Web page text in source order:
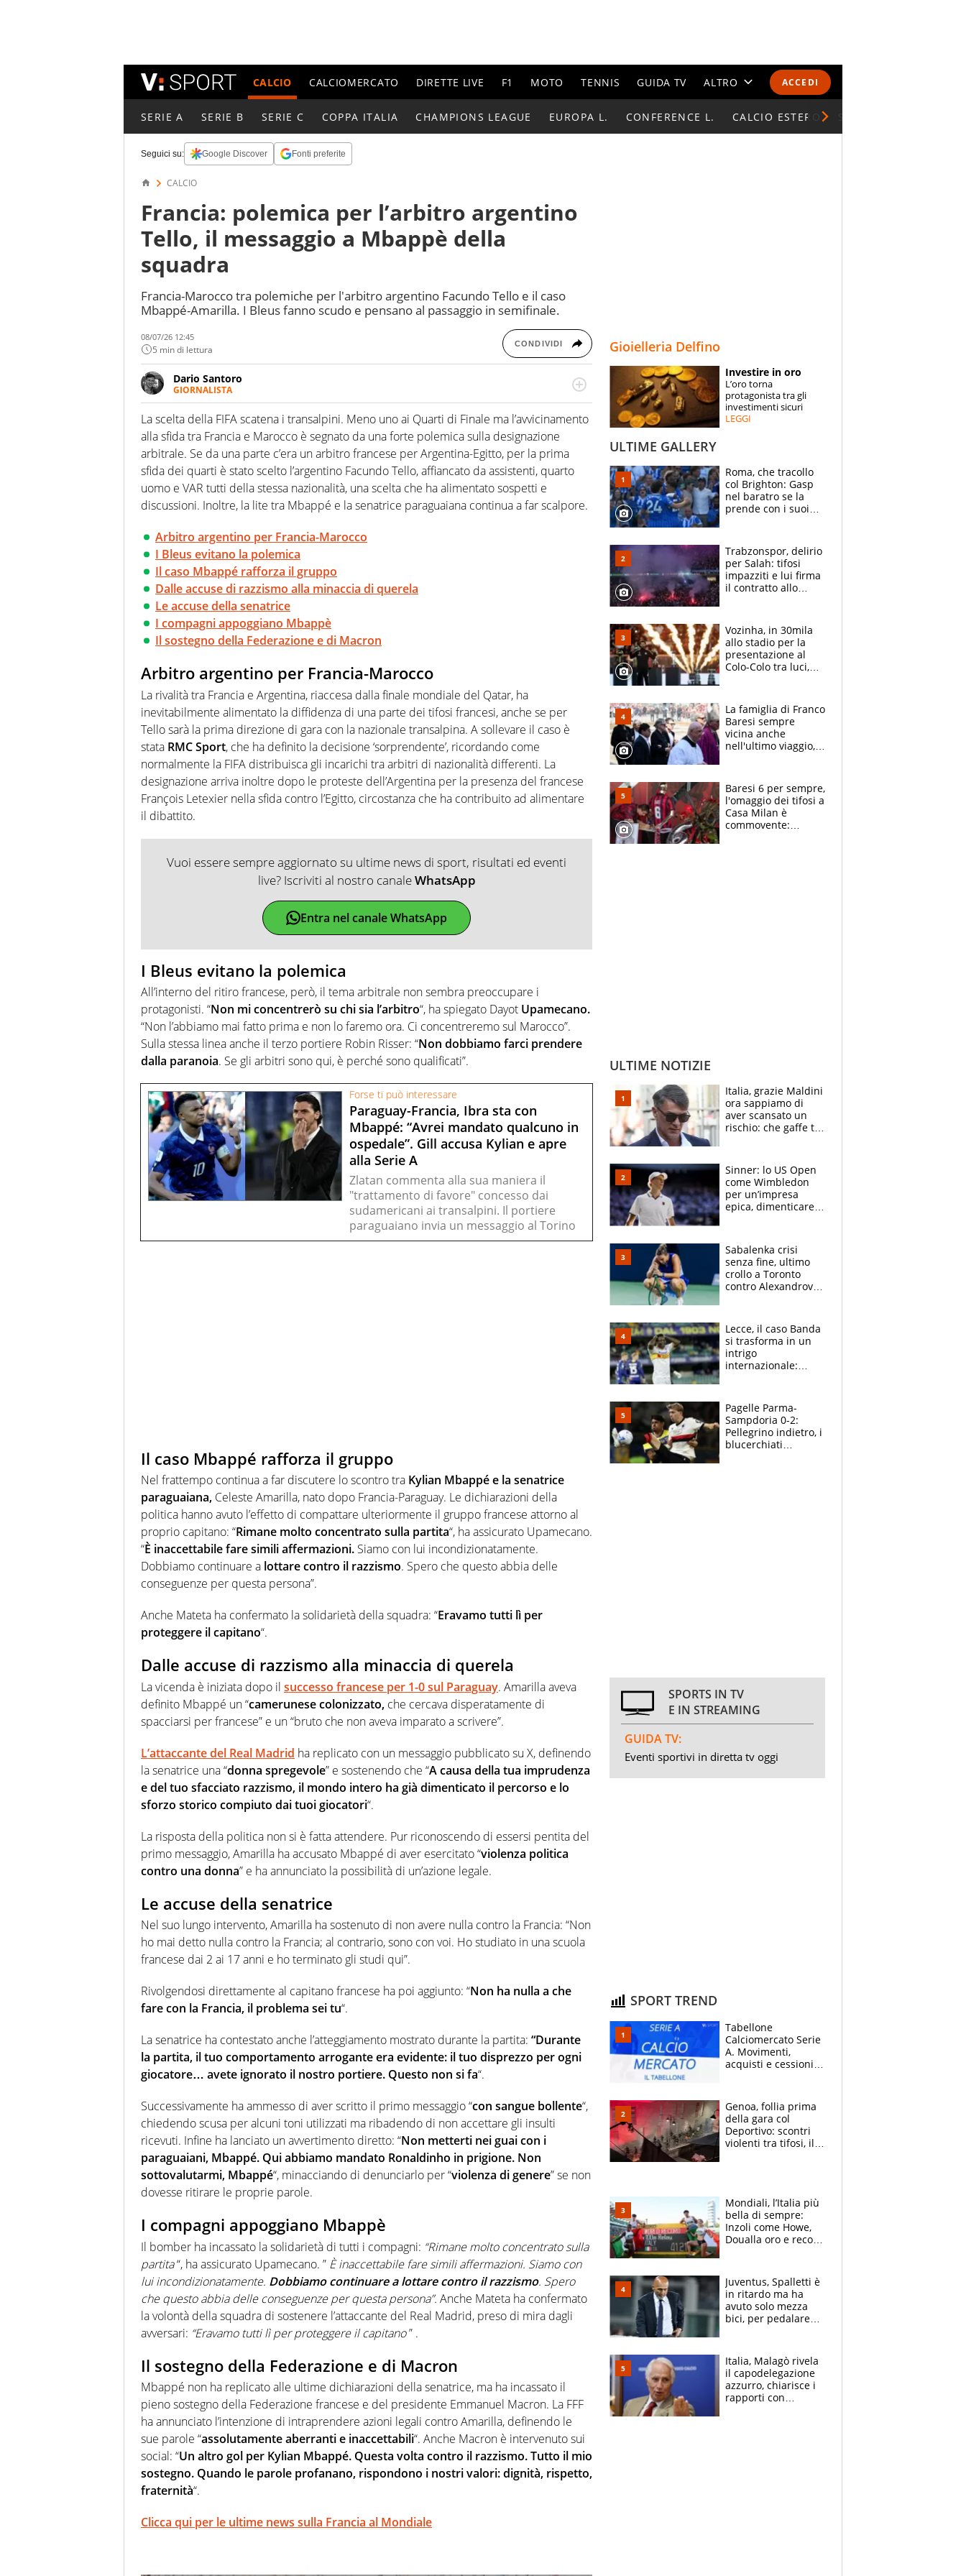
ACCEDI
CALCIO CALCIOMERCATO DIRETTE LIVE F1 MOTO TENNIS GUIDA TV ALTRO
CALENDARI E CLASSIFICHE
ESPERTI
CONTATTI
SERIE A SERIE B SERIE C COPPA ITALIA CHAMPIONS LEAGUE EUROPA L. CONFERENCE L. CALCIO ESTERO
Seguici su: Google Discover Fonti preferite
CALCIO
Francia: polemica per l’arbitro argentino
Tello, il messaggio a Mbappè della
squadra
Francia-Marocco tra polemiche per l'arbitro argentino Facundo Tello e il caso
Mbappé-Amarilla. I Bleus fanno scudo e pensano al passaggio in semifinale.
08/07/26 12:45
5 min di lettura CONDIVIDI
Dario Santoro
GIORNALISTA
Scrive, commenta, racconta lo sport in tutte le sfaccettature. Tocca l'apice quando ha
modo di concentrarsi sulle interviste ai grandi protagonisti
La scelta della FIFA scatena i transalpini. Meno uno ai Quarti di Finale ma l’avvicinamento
alla sfida tra Francia e Marocco è segnato da una forte polemica sulla designazione
arbitrale. Se da una parte c’era un arbitro francese per Argentina-Egitto, per la prima
sfida dei quarti è stato scelto l’argentino Facundo Tello, affiancato da assistenti, quarto
uomo e VAR tutti della stessa nazionalità, una scelta che ha alimentato sospetti e
discussioni. Inoltre, la lite tra Mbappé e la senatrice paraguaiana continua a far scalpore.
Arbitro argentino per Francia-Marocco
I Bleus evitano la polemica
Il caso Mbappé rafforza il gruppo
Dalle accuse di razzismo alla minaccia di querela
Le accuse della senatrice
I compagni appoggiano Mbappè
Il sostegno della Federazione e di Macron
Arbitro argentino per Francia-Marocco
La rivalità tra Francia e Argentina, riaccesa dalla finale mondiale del Qatar, ha
inevitabilmente alimentato la diffidenza di una parte dei tifosi francesi, anche se per
Tello sarà la prima direzione di gara con la nazionale transalpina. A sollevare il caso è
stata RMC Sport, che ha definito la decisione ‘sorprendente’, ricordando come
normalmente la FIFA distribuisca gli incarichi tra arbitri di nazionalità differenti. La
designazione arriva inoltre dopo le proteste dell’Argentina per la presenza del francese
François Letexier nella sfida contro l’Egitto, circostanza che ha contribuito ad alimentare
il dibattito.
Vuoi essere sempre aggiornato su ultime news di sport, risultati ed eventi
live? Iscriviti al nostro canaleWhatsApp
Entra nel canale WhatsApp
I Bleus evitano la polemica
All’interno del ritiro francese, però, il tema arbitrale non sembra preoccupare i
protagonisti. “Non mi concentrerò su chi sia l’arbitro“, ha spiegato Dayot Upamecano.
“Non l’abbiamo mai fatto prima e non lo faremo ora. Ci concentreremo sul Marocco”.
Sulla stessa linea anche il terzo portiere Robin Risser: “Non dobbiamo farci prendere
dalla paranoia. Se gli arbitri sono qui, è perché sono qualificati”.
Forse ti può interessare
Paraguay-Francia, Ibra sta con
Mbappé: “Avrei mandato qualcuno in
ospedale”. Gill accusa Kylian e apre
alla Serie A
Zlatan commenta alla sua maniera il
"trattamento di favore" concesso dai
sudamericani ai transalpini. Il portiere
paraguaiano invia un messaggio al Torino
Il caso Mbappé rafforza il gruppo
Nel frattempo continua a far discutere lo scontro tra Kylian Mbappé e la senatrice
paraguaiana, Celeste Amarilla, nato dopo Francia-Paraguay. Le dichiarazioni della
politica hanno avuto l’effetto di compattare ulteriormente il gruppo francese attorno al
proprio capitano: “Rimane molto concentrato sulla partita“, ha assicurato Upamecano.
“È inaccettabile fare simili affermazioni. Siamo con lui incondizionatamente.
Dobbiamo continuare a lottare contro il razzismo. Spero che questo abbia delle
conseguenze per questa persona”.
Anche Mateta ha confermato la solidarietà della squadra: “Eravamo tutti lì per
proteggere il capitano“.
Dalle accuse di razzismo alla minaccia di querela
La vicenda è iniziata dopo il successo francese per 1-0 sul Paraguay. Amarilla aveva
definito Mbappé un “camerunese colonizzato, che cercava disperatamente di
spacciarsi per francese” e un “bruto che non aveva imparato a scrivere”.
L’attaccante del Real Madrid ha replicato con un messaggio pubblicato su X, definendo
la senatrice una “donna spregevole” e sostenendo che “A causa della tua imprudenza
e del tuo sfacciato razzismo, il mondo intero ha già dimenticato il percorso e lo
sforzo storico compiuto dai tuoi giocatori“.
La risposta della politica non si è fatta attendere. Pur riconoscendo di essersi pentita del
primo messaggio, Amarilla ha accusato Mbappé di aver esercitato “violenza politica
contro una donna” e ha annunciato la possibilità di un’azione legale.
Le accuse della senatrice
Nel suo lungo intervento, Amarilla ha sostenuto di non avere nulla contro la Francia: “Non
ho mai detto nulla contro la Francia; al contrario, sono con voi. Ho studiato in una scuola
francese dai 2 ai 17 anni e ho terminato gli studi qui”.
Rivolgendosi direttamente al capitano francese ha poi aggiunto: “Non ha nulla a che
fare con la Francia, il problema sei tu“.
La senatrice ha contestato anche l’atteggiamento mostrato durante la partita: “Durante
la partita, il tuo comportamento arrogante era evidente: il tuo disprezzo per ogni
giocatore… avete ignorato il nostro portiere. Questo non si fa“.
Successivamente ha ammesso di aver scritto il primo messaggio “con sangue bollente“,
chiedendo scusa per alcuni toni utilizzati ma ribadendo di non accettare gli insulti
ricevuti. Infine ha lanciato un avvertimento diretto: “Non metterti nei guai con i
paraguaiani, Mbappé. Qui abbiamo mandato Ronaldinho in prigione. Non
sottovalutarmi, Mbappé“, minacciando di denunciarlo per “violenza di genere” se non
dovesse ritirare le proprie parole.
I compagni appoggiano Mbappè
Il bomber ha incassato la solidarietà di tutti i compagni: “Rimane molto concentrato sulla
partita“, ha assicurato Upamecano. ” È inaccettabile fare simili affermazioni. Siamo con
lui incondizionatamente. Dobbiamo continuare a lottare contro il razzismo. Spero
che questo abbia delle conseguenze per questa persona”. Anche Mateta ha confermato
la volontà della squadra di sostenere l’attaccante del Real Madrid, preso di mira dagli
avversari: “Eravamo tutti lì per proteggere il capitano” .
Il sostegno della Federazione e di Macron
Mbappé non ha replicato alle ultime dichiarazioni della senatrice, ma ha incassato il
pieno sostegno della Federazione francese e del presidente Emmanuel Macron. La FFF
ha annunciato l’intenzione di intraprendere azioni legali contro Amarilla, definendo le
sue parole “assolutamente aberranti e inaccettabili“. Anche Macron è intervenuto sui
social: “Un altro gol per Kylian Mbappé. Questa volta contro il razzismo. Tutto il mio
sostegno. Quando le parole profanano, rispondono i nostri valori: dignità, rispetto,
fraternità“.
Clicca qui per le ultime news sulla Francia al Mondiale
Gioielleria Delfino
Investire in oro
L’oro torna
protagonista tra gli
investimenti sicuri
LEGGI
ULTIME GALLERY
Roma, che tracollo
col Brighton: Gasp
nel baratro se la
prende con i suoi
Trabzonspor, delirio
per Salah: tifosi
impazziti e lui firma
il contratto allo
Vozinha, in 30mila
allo stadio per la
presentazione al
Colo-Colo tra luci,
La famiglia di Franco
Baresi sempre
vicina anche
nell'ultimo viaggio,
circondati
dall'affetto dei tifosi
Baresi 6 per sempre,
l'omaggio dei tifosi a
Casa Milan è
commovente:
ULTIME NOTIZIE
Italia, grazie Maldini
ora sappiamo di
aver scansato un
rischio: che gaffe tra
Sinner: lo US Open
come Wimbledon
per un’impresa
epica, dimenticare
azzerare le
speranze dei rivali
Sabalenka crisi
senza fine, ultimo
crollo a Toronto
contro Alexandrova
rischio
Lecce, il caso Banda
si trasforma in un
intrigo
internazionale:
l’intervento di
Malagò
Pagelle Parma-
Sampdoria 0-2:
Pellegrino indietro, i
blucerchiati
SPORTS IN TV
E IN STREAMING
GUIDA TV:
Eventi sportivi in diretta tv oggi
SPORT TREND
Tabellone
Calciomercato Serie
A. Movimenti,
acquisti e cessioni:
Genoa, follia prima
della gara col
Deportivo: scontri
violenti tra tifosi, il
Mondiali, l’Italia più
bella di sempre:
Inzoli come Howe,
Doualla oro e record
Juventus, Spalletti è
in ritardo ma ha
avuto solo mezza
bici, per pedalare
Italia, Malagò rivela
il capodelegazione
azzurro, chiarisce i
rapporti con